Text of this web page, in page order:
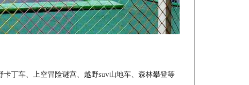
丁车、上空冒险谜宫、越野suv山地车、森林攀登等